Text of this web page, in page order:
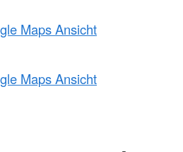
Maps Ansicht
Maps Ansicht